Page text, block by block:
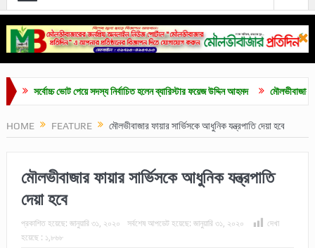
সর্বোচ্চ ভোট পেয়ে সদস্য নির্বাচিত হলেন ব্যারিস্টার ফয়েজ উদ্দিন আহমদ মৌলভীবাজার
HOME FEATURE মৌলভীবাজার ফায়ার সার্ভিসকে আধুনিক যন্ত্রপাতি দেয়া হবে
মৌলভীবাজার ফায়ার সার্ভিসকে আধুনিক যন্ত্রপাতি
দেয়া হবে
প্রকাশিত হয়েছে: জানুয়ারি ৩১, ২০২০ সর্বশেষ আপডেট হয়েছে: জানুয়ারি ৩১, ২০২০
দেখা
হয়েছে : ১,৮৬৮